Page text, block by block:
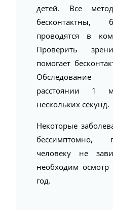
детей. Все
бесконтактны,
проводятся в
Проверить
помогает
расстоянии 1
нескольких секунд.
Некоторые
бессимптомно,
человеку не
необходим осмотр
год.